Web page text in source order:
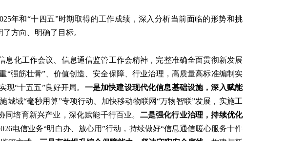
年和“十四五”时期取得的工作成绩，深入分析当前面临的形势和挑
方向、明确了目标。
息化工作会议、信息通信监管工作会精神，完整准确全面贯彻新发展
强筋壮骨”、价值创造、安全保障、行业治理，高质量高标准编制实
“十五五”良好开局。 一是加快建设现代化信息基础设施，深入赋能
域“毫秒用算”专项行动。加快移动物联网“万物智联”发展，实施工
培育新兴产业，深化赋能千行百业。 二是强化行业治理，持续优化
电信业务“明白办、放心用”行动，持续做好“信息通信暖心服务十件